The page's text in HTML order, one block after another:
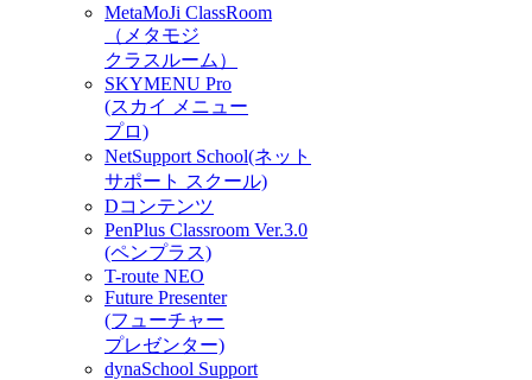
MetaMoJi ClassRoom
（メタモジ
クラスルーム）
SKYMENU Pro
(スカイ メニュー
プロ)
NetSupport School(ネット
サポート スクール)
Dコンテンツ
PenPlus Classroom Ver.3.0
(ペンプラス)
T-route NEO
Future Presenter
(フューチャー
プレゼンター)
dynaSchool Support